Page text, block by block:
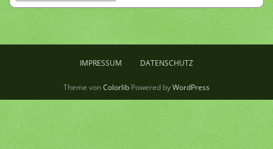
IMPRESSUM DATENSCHUTZ
Theme vonColorlib Powered byWordPress